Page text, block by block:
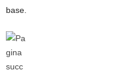
base.